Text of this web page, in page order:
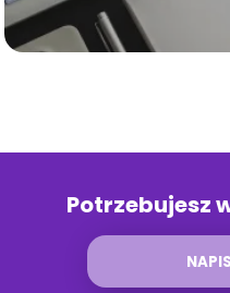
Potrzebujesz